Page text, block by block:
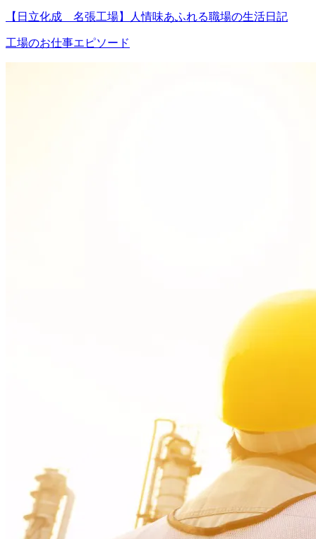
【日立化成 名張工場】人情味あふれる職場の生活日記
工場のお仕事エピソード